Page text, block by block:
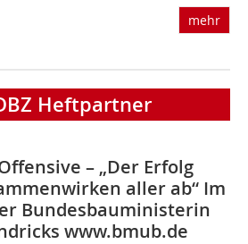
mehr
Heftpartner
– „Der Erfolg
aller ab“ Im
Bundesbauministerin
www.bmub.de